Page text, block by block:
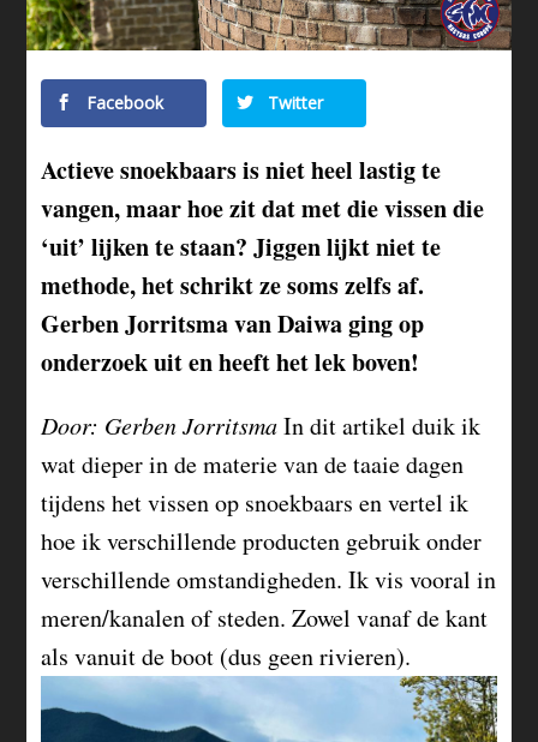
Facebook Twitter
Actieve snoekbaars is niet heel lastig te
vangen, maar hoe zit dat met die vissen die
‘uit’ lijken te staan? Jiggen lijkt niet te
methode, het schrikt ze soms zelfs af.
Gerben Jorritsma van Daiwa ging op
onderzoek uit en heeft het lek boven!
Door: Gerben JorritsmaIn dit artikel duik ik
wat dieper in de materie van de taaie dagen
tijdens het vissen op snoekbaars en vertel ik
hoe ik verschillende producten gebruik onder
verschillende omstandigheden. Ik vis vooral in
meren/kanalen of steden. Zowel vanaf de kant
als vanuit de boot (dus geen rivieren).